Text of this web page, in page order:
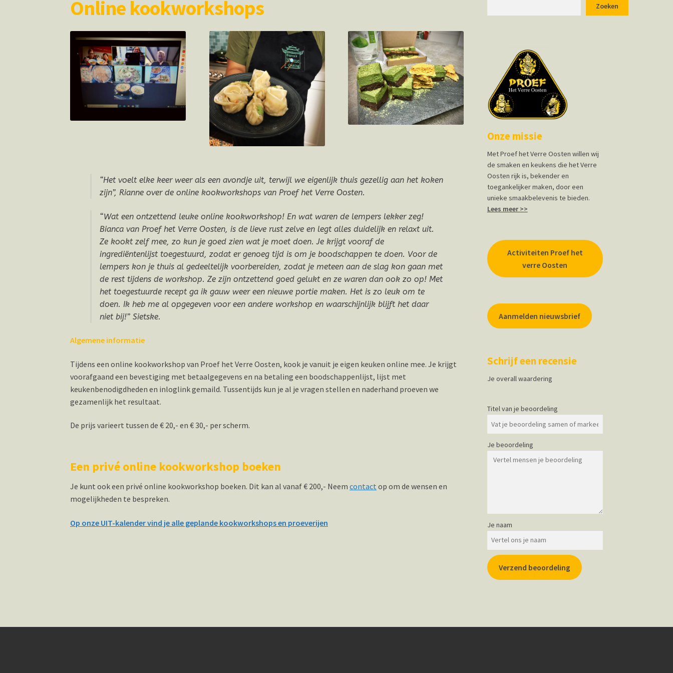
Online kookworkshops
“Het voelt elke keer weer als een avondje uit, terwijl we eigenlijk thuis gezellig aan het koken
zijn”, Rianne over de online kookworkshops van Proef het Verre Oosten.
“Wat een ontzettend leuke online kookworkshop! En wat waren de lempers lekker zeg!
Bianca van Proef het Verre Oosten, is de lieve rust zelve en legt alles duidelijk en relaxt uit.
Ze kookt zelf mee, zo kun je goed zien wat je moet doen. Je krijgt vooraf de
ingrediëntenlijst toegestuurd, zodat er genoeg tijd is om je boodschappen te doen. Voor de
lempers kon je thuis al gedeeltelijk voorbereiden, zodat je meteen aan de slag kon gaan met
de rest tijdens de workshop. Ze zijn ontzettend goed gelukt en ze waren dan ook zo op! Met
het toegestuurde recept ga ik gauw weer een nieuwe portie maken. Het is zo leuk om te
doen. Ik heb me al opgegeven voor een andere workshop en waarschijnlijk blijft het daar
niet bij!” Sietske.
Algemene informatie
Tijdens een online kookworkshop van Proef het Verre Oosten, kook je vanuit je eigen keuken online mee. Je krijgt
voorafgaand een bevestiging met betaalgegevens en na betaling een boodschappenlijst, lijst met
keukenbenodigdheden en inloglink gemaild. Tussentijds kun je al je vragen stellen en naderhand proeven we
gezamenlijk het resultaat.
De prijs varieert tussen de € 20,- en € 30,- per scherm.
Een privé online kookworkshop boeken
Je kunt ook een privé online kookworkshop boeken. Dit kan al vanaf € 200,- Neemcontact op om de wensen en
mogelijkheden te bespreken.
Op onze UIT-kalender vind je alle geplande kookworkshops en proeverijen
Zoeken
Onze missie
Met Proef het Verre Oosten willen wij
de smaken en keukens die het Verre
Oosten rijk is, bekender en
toegankelijker maken, door een
unieke smaakbelevenis te bieden.
Lees meer >>
Activiteiten Proef het
verre Oosten
Aanmelden nieuwsbrief
Schrijf een recensie
Je overall waardering
Titel van je beoordeling
Je beoordeling
Je naam
Verzend beoordeling